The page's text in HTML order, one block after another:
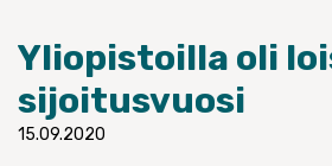
Yliopistoilla oli
sijoitusvuosi
15.09.2020